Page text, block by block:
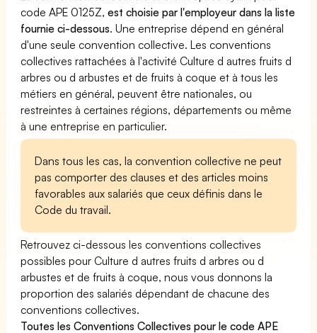
code APE 0125Z,est choisie par l'employeur dans la liste
fournie ci-dessous. Une entreprise dépend en général
d'une seule convention collective. Les conventions
collectives rattachées à l'activité Culture d autres fruits d
arbres ou d arbustes et de fruits à coque et à tous les
métiers en général, peuvent être nationales, ou
restreintes à certaines régions, départements ou même
à une entreprise en particulier.
Dans tous les cas, la convention collective ne peut
pas comporter des clauses et des articles moins
favorables aux salariés que ceux définis dans le
Code du travail.
Retrouvez ci-dessous les conventions collectives
possibles pour Culture d autres fruits d arbres ou d
arbustes et de fruits à coque, nous vous donnons la
proportion des salariés dépendant de chacune des
conventions collectives.
Toutes les Conventions Collectives pour le code APE